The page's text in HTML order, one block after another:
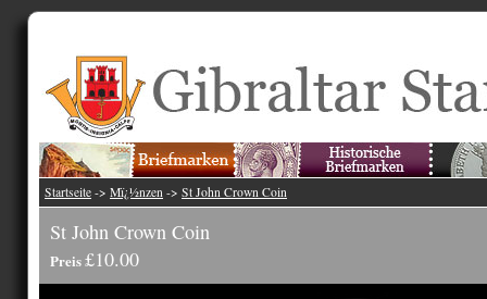
Startseite -> Mï¿½nzen -> St John Crown Coin
St John Crown Coin
Preis£10.00